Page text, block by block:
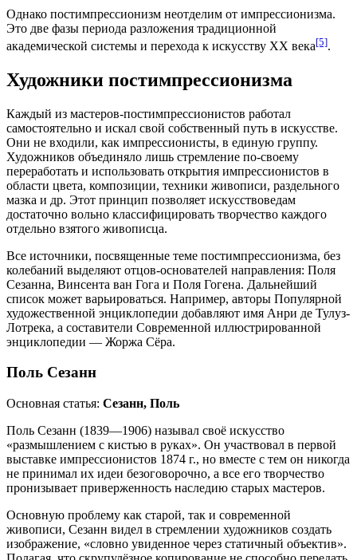
Однако постимпрессионизм неотделим от импрессионизма.
Это две фазы периода разложения традиционной
академической системы и перехода к искусству XX века[5].
Художники постимпрессионизма
Каждый из мастеров-постимпрессионистов работал
самостоятельно и искал свой собственный путь в искусстве.
Они не входили, как импрессионисты, в единую группу.
Художников объединяло лишь стремление по-своему
переработать и использовать открытия импрессионистов в
области цвета, композиции, техники живописи, раздельного
мазка и др. Этот принцип позволяет искусствоведам
достаточно вольно классифицировать творчество каждого
отдельно взятого живописца.
Все источники, посвященные теме постимпрессионизма, без
колебаний выделяют отцов-основателей направления: Поля
Сезанна, Винсента ван Гога и Поля Гогена. Дальнейший
список может варьироваться. Например, авторы Популярной
художественной энциклопедии добавляют имя Анри де Тулуз-
Лотрека, а составители Современной иллюстрированной
энциклопедии — Жоржа Сёра.
Поль Сезанн
Основная статья: Сезанн, Поль
Поль Сезанн (1839—1906) называл своё искусство
«размышлением с кистью в руках». Он участвовал в первой
выставке импрессионистов 1874 г., но вместе с тем он никогда
не принимал их идеи безоговорочно, а все его творчество
пронизывает приверженность наследию старых мастеров.
Основную проблему как старой, так и современной
живописи, Сезанн видел в стремлении художников создать
изображение, «словно увиденное через статичный объектив».